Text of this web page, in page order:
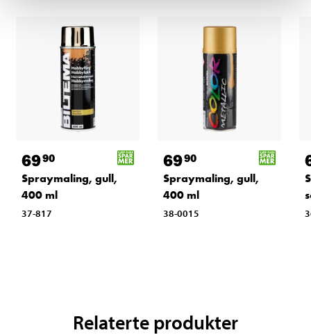
6990
Spraymaling, gull,
400 ml
37-817
6990
Spraymaling, gull,
400 ml
38-0015
Relaterte produkter